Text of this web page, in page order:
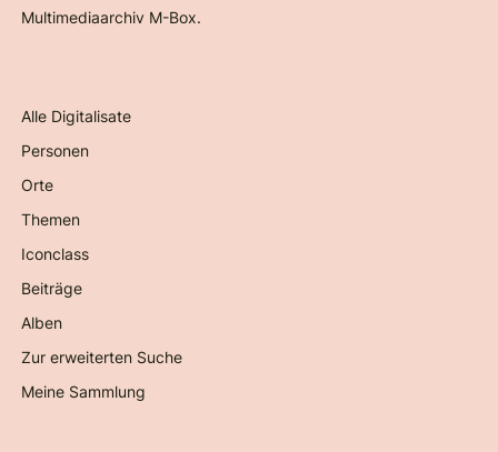
Multimediaarchiv M-Box.
Alle Digitalisate
Personen
Orte
Themen
Iconclass
Beiträge
Alben
Zur erweiterten Suche
Meine Sammlung